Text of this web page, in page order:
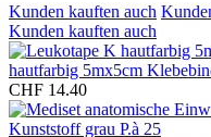
Kunden kauften auch
Kunden kauften auch
hautfarbig 5mx5cm
CHF 14.40